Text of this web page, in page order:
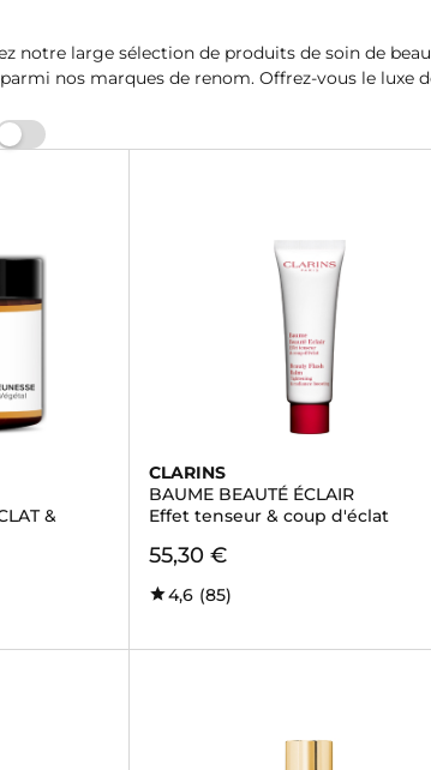
notre large sélection de produits de soin de
nos marques de renom. Offrez-vous le luxe
&
CLARINS
BAUME BEAUTÉ ÉCLAIR
Effet tenseur & coup d'éclat
55,30 €
4,6 (85)